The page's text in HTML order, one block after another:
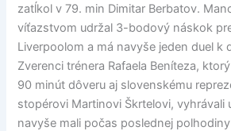
zatĺkol v 79. min Dimitar Berbatov.
víťazstvom udržal 3-bodový náskok
Liverpoolom a má navyše jeden duel k
Zverenci trénera Rafaela Beníteza,
90 minút dôveru aj slovenskému
stopérovi Martinovi Škrtelovi, vyhrávali
navyše mali počas poslednej